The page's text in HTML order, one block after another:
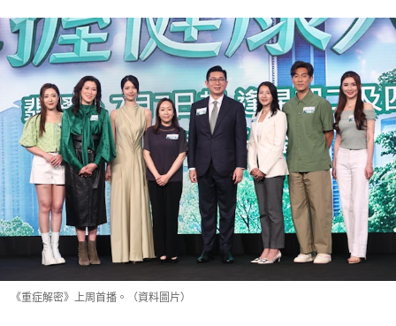
《重症解密》上周首播。（資料圖片）